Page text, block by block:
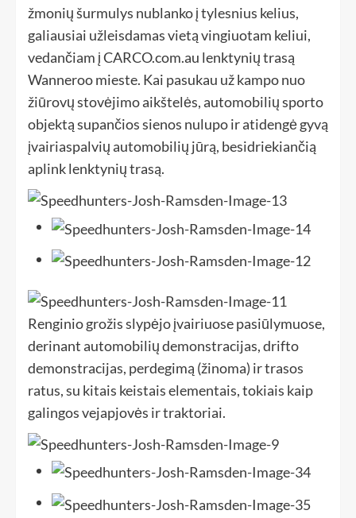
žmonių šurmulys nublanko į tylesnius kelius,
galiausiai užleisdamas vietą vingiuotam keliui,
vedančiam į CARCO.com.au lenktynių trasą
Wanneroo mieste. Kai pasukau už kampo nuo
žiūrovų stovėjimo aikštelės, automobilių sporto
objektą supančios sienos nulupo ir atidengė gyvą
įvairiaspalvių automobilių jūrą, besidriekiančią
aplink lenktynių trasą.
Renginio grožis slypėjo įvairiuose pasiūlymuose,
derinant automobilių demonstracijas, drifto
demonstracijas, perdegimą (žinoma) ir trasos
ratus, su kitais keistais elementais, tokiais kaip
galingos vejapjovės ir traktoriai.